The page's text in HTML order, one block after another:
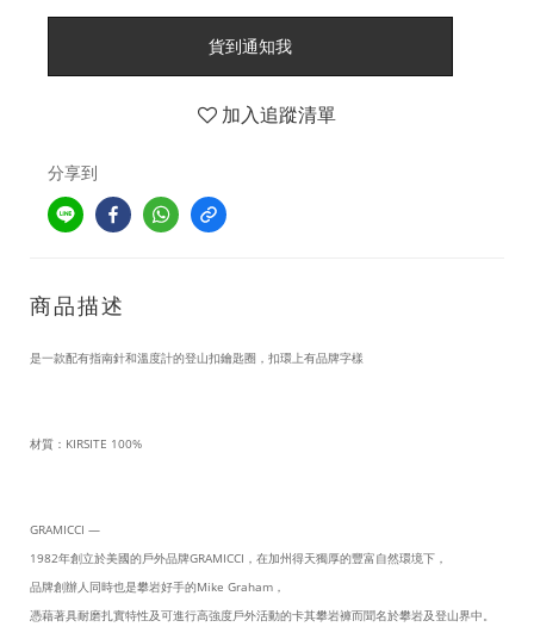
貨到通知我
加入追蹤清單
分享到
商品描述
是一款配有指南針和溫度計的登山扣鑰匙圈，扣環上有品牌字樣
材質：KIRSITE 100%
GRAMICCI —
1982年創立於美國的戶外品牌GRAMICCI，在加州得天獨厚的豐富自然環境下，
品牌創辦人同時也是攀岩好手的Mike Graham，
憑藉著具耐磨扎實特性及可進行高強度戶外活動的卡其攀岩褲而聞名於攀岩及登山界中。